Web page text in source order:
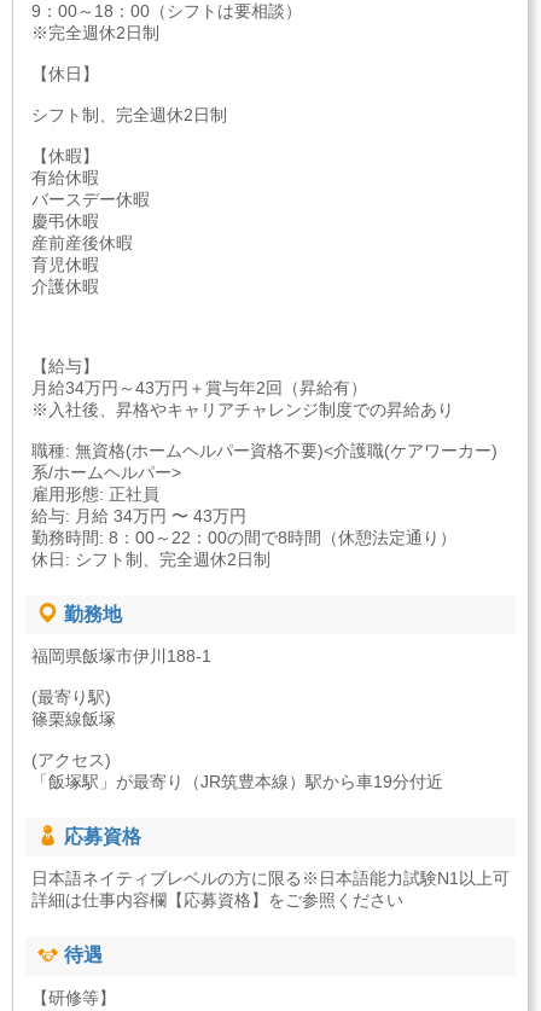
9：00～18：00（シフトは要相談）
※完全週休2日制
【休日】
シフト制、完全週休2日制
【休暇】
有給休暇
バースデー休暇
慶弔休暇
産前産後休暇
育児休暇
介護休暇
【給与】
月給34万円～43万円＋賞与年2回（昇給有）
※入社後、昇格やキャリアチャレンジ制度での昇給あり
職種: 無資格(ホームヘルパー資格不要)<介護職(ケアワーカー)
系/ホームヘルパー>
雇用形態: 正社員
給与: 月給 34万円 〜 43万円
勤務時間: 8：00～22：00の間で8時間（休憩法定通り）
休日: シフト制、完全週休2日制
勤務地
福岡県飯塚市伊川188-1
(最寄り駅)
篠栗線飯塚
(アクセス)
「飯塚駅」が最寄り（JR筑豊本線）駅から車19分付近
応募資格
日本語ネイティブレベルの方に限る※日本語能力試験N1以上可
詳細は仕事内容欄【応募資格】をご参照ください
待遇
【研修等】